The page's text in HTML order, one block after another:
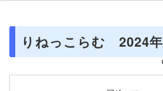
りねっこらむ 2024年